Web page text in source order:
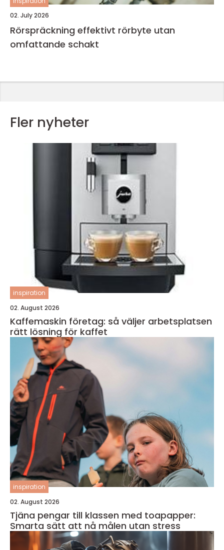
02. July 2026
Rörspräckning effektivt rörbyte utan
omfattande schakt
Fler nyheter
inspiration
02. August 2026
Kaffemaskin företag: så väljer arbetsplatsen
rätt lösning för kaffet
inspiration
02. August 2026
Tjäna pengar till klassen med toapapper:
Smarta sätt att nå målen utan stress